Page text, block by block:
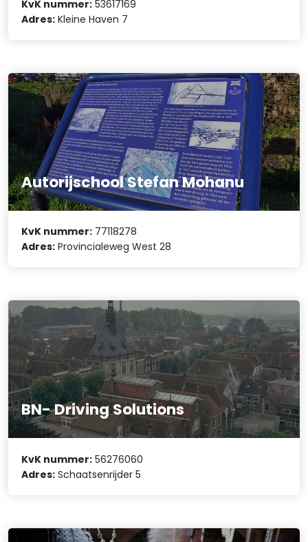
KvK nummer: 53617169
Adres: Kleine Haven 7
Autorijschool Stefan Mohanu
KvK nummer: 77118278
Adres: Provincialeweg West 28
BN- Driving Solutions
KvK nummer: 56276060
Adres: Schaatsenrijder 5